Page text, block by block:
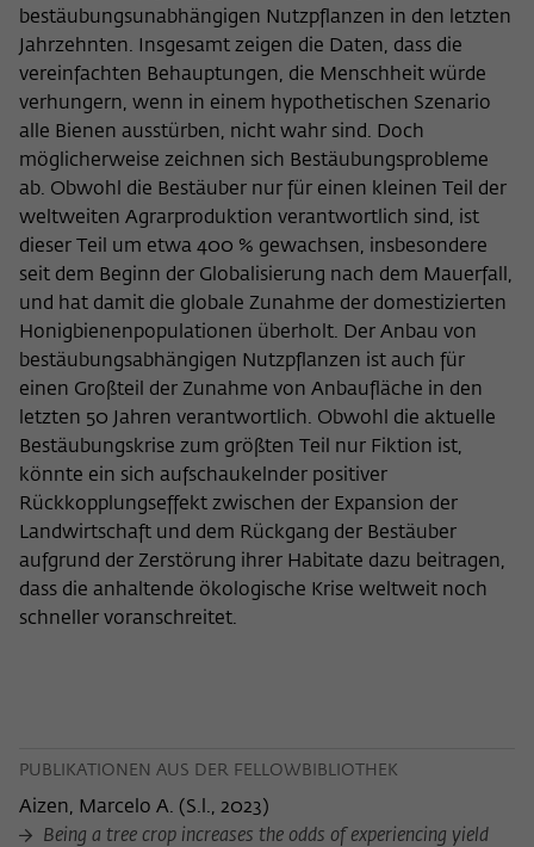
bestäubungsunabhängigen Nutzpflanzen in den letzten
Jahrzehnten. Insgesamt zeigen die Daten, dass die
vereinfachten Behauptungen, die Menschheit würde
verhungern, wenn in einem hypothetischen Szenario
alle Bienen ausstürben, nicht wahr sind. Doch
möglicherweise zeichnen sich Bestäubungsprobleme
ab. Obwohl die Bestäuber nur für einen kleinen Teil der
weltweiten Agrarproduktion verantwortlich sind, ist
dieser Teil um etwa 400 % gewachsen, insbesondere
seit dem Beginn der Globalisierung nach dem Mauerfall,
und hat damit die globale Zunahme der domestizierten
Honigbienenpopulationen überholt. Der Anbau von
bestäubungsabhängigen Nutzpflanzen ist auch für
einen Großteil der Zunahme von Anbaufläche in den
letzten 50 Jahren verantwortlich. Obwohl die aktuelle
Bestäubungskrise zum größten Teil nur Fiktion ist,
könnte ein sich aufschaukelnder positiver
Rückkopplungseffekt zwischen der Expansion der
Landwirtschaft und dem Rückgang der Bestäuber
aufgrund der Zerstörung ihrer Habitate dazu beitragen,
dass die anhaltende ökologische Krise weltweit noch
schneller voranschreitet.
PUBLIKATIONEN AUS DER FELLOWBIBLIOTHEK
Aizen, Marcelo A. (S.l., 2023)
Being a tree crop increases the odds of experiencing yield